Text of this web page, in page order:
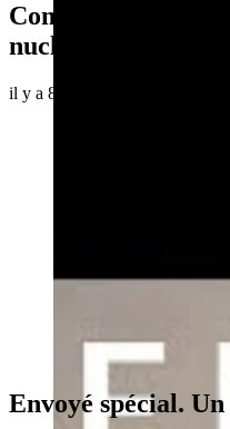
Comment se
nucléaires pour
il y a 8 ans
Envoyé spécial.